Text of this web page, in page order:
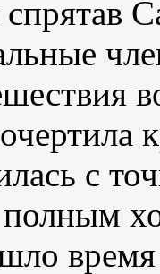
спрятав
с
время